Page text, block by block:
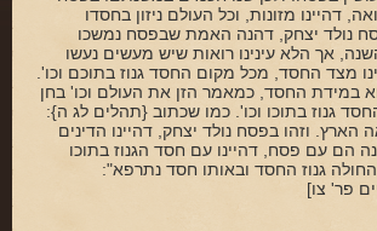
דהיינו מזונות, וכל העולם ניזון בחסדו
נולד יצחק, דהנה האמת שבפסח נמשכו
אך הלא עינינו רואות שיש מעשים נעשו
מצד החסד, מכל מקום החסד גנוז בתוכם וכו'.
במידת החסד, כמאמר הזן את העולם וכו' בחן
גנוז בתוכו וכו'. כמו שכתוב {תהלים לג ה}:
הארץ. וזהו בפסח נולד יצחק, דהיינו הדינים
הם עם פסח, דהיינו עם חסד הגנוז בתוכו
גנוז החסד ובאותו חסד נתרפא":
פר' צו]